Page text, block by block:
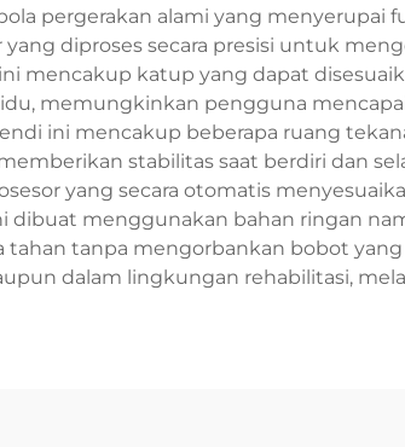
pergerakan alami yang
diproses secara presisi untuk
mencakup katup yang dapat
memungkinkan pengguna
ini mencakup beberapa ruang
stabilitas saat berdiri dan
yang secara otomatis
dibuat menggunakan bahan ringan
tahan tanpa mengorbankan bobot
dalam lingkungan rehabilitasi,